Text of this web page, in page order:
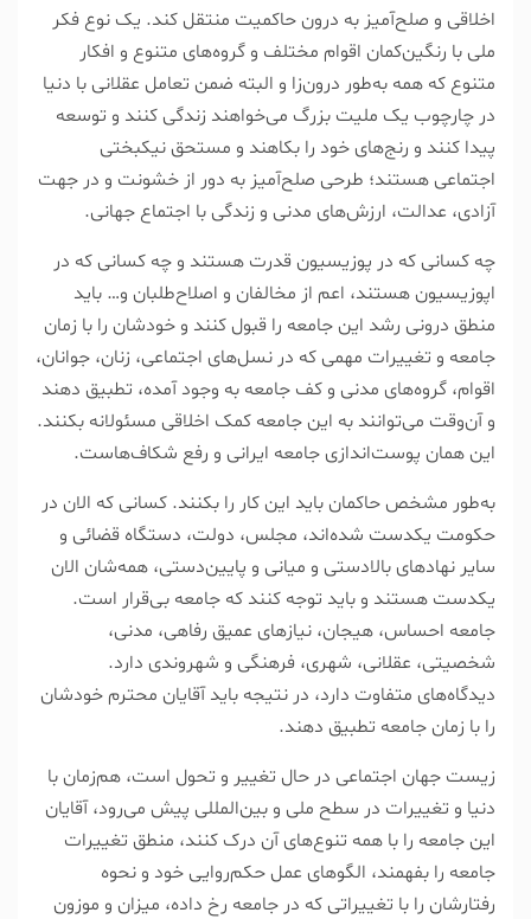
اخلاقی و صلح‌آمیز به درون حاکمیت منتقل کند. یک نوع فکر
ملی با رنگین‌کمان اقوام مختلف و گروه‌های متنوع و افکار
متنوع که همه به‌طور درون‌زا و البته ضمن تعامل عقلانی با دنیا
در چارچوب یک ملیت بزرگ می‌خواهند زندگی کنند و توسعه
پیدا کنند و رنج‌های خود را بکاهند و مستحق نیکبختی
اجتماعی هستند؛ طرحی صلح‌آمیز به دور از خشونت و در جهت
آزادی، عدالت، ارزش‌های مدنی و زندگی با اجتماع جهانی.
چه کسانی که در پوزیسیون قدرت هستند و چه کسانی که در
اپوزیسیون هستند، اعم از مخالفان و اصلاح‌طلبان و… باید
منطق درونی رشد این جامعه را قبول کنند و خودشان را با زمان
جامعه و تغییرات مهمی که در نسل‌های اجتماعی، زنان، جوانان،
اقوام، گروه‌های مدنی و کف جامعه به وجود آمده، تطبیق دهند
و آن‌وقت می‌توانند به این جامعه کمک اخلاقی مسئولانه بکنند.
این همان پوست‌اندازی جامعه ایرانی و رفع شکاف‌هاست.
به‌طور مشخص حاکمان باید این کار را بکنند. کسانی که الان در
حکومت یکدست شده‌اند، مجلس، دولت، دستگاه قضائی و
سایر نهاد‌های بالادستی و میانی و پایین‌دستی، همه‌شان الان
یکدست هستند و باید توجه کنند که جامعه بی‌قرار است.
جامعه احساس، هیجان، نیاز‌های عمیق رفاهی، مدنی،
شخصیتی، عقلانی، شهری، فرهنگی و شهروندی دارد.
دیدگاه‌های متفاوت دارد، در نتیجه باید آقایان محترم خودشان
را با زمان جامعه تطبیق دهند.
زیست جهان اجتماعی در حال تغییر و تحول است، هم‌زمان با
دنیا و تغییرات در سطح ملی و بین‌المللی پیش می‌رود، آقایان
این جامعه را با همه تنوع‌های آن درک کنند، منطق تغییرات
جامعه را بفهمند، الگو‌های عمل حکم‌روایی خود و نحوه
رفتارشان را با تغییراتی که در جامعه رخ داده، میزان و موزون